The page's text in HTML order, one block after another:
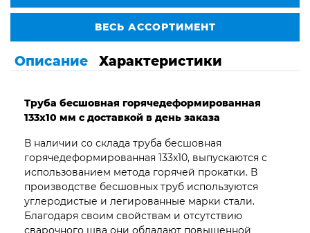
ВЕСЬ АССОРТИМЕНТ
Описание Характеристики
Труба бесшовная горячедеформированная
133х10 мм с доставкой в день заказа
В наличии со склада труба бесшовная
горячедеформированная 133х10, выпускаются с
использованием метода горячей прокатки. В
производстве бесшовных труб используются
углеродистые и легированные марки стали.
Благодаря своим свойствам и отсутствию
сварочного шва они обладают повышенной